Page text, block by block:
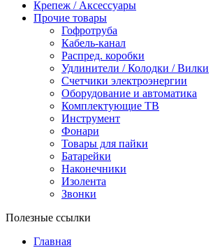
Крепеж / Аксессуары
Прочие товары
Гофротруба
Кабель-канал
Распред. коробки
Удлинители / Колодки / Вилки
Счетчики электроэнергии
Оборудование и автоматика
Комплектующие ТВ
Инструмент
Фонари
Товары для пайки
Батарейки
Наконечники
Изолента
Звонки
Полезные ссылки
Главная